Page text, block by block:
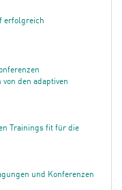
erfolgreich
den adaptiven
Trainings fit für die
und Konferenzen